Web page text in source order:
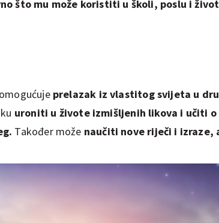
što mu može koristiti u školi, poslu i
prelazak iz vlastitog svijeta u
uroniti u živote izmišljenih likova i učiti
Također može naučiti nove riječi i